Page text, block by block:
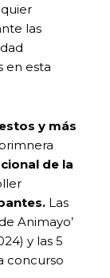
las
en esta
y más
de la
Las
Animayo’
y las 5
concurso